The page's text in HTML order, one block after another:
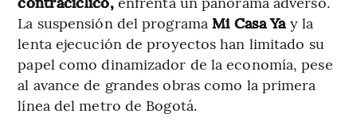
La suspensión del programaMi Casa Yay la
lenta ejecución de proyectos han limitado su
papel como dinamizador de la economía, pese
al avance de grandes obras como la primera
línea del metro de Bogotá.